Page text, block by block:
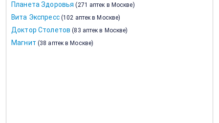
Планета Здоровья (271 аптек в Москве)
Вита Экспресс (102 аптек в Москве)
Доктор Столетов (83 аптек в Москве)
Магнит (38 аптек в Москве)